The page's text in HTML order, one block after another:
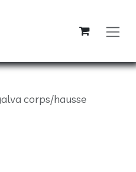
corps/hausse